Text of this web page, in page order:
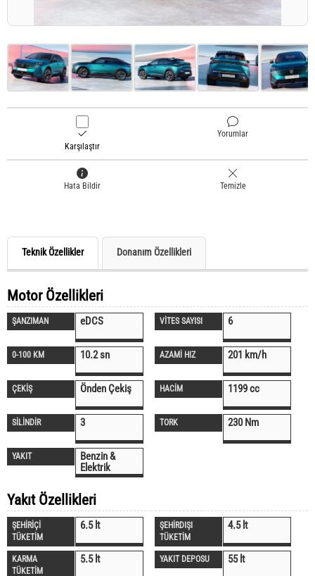
Karşılaştır
Yorumlar
Hata Bildir Temizle
Teknik Özellikler Donanım Özellikleri
Motor Özellikleri
ŞANZIMAN eDCS VİTES SAYISI 6
0-100 KM 10.2 sn AZAMİ HIZ 201 km/h
ÇEKİŞ Önden Çekiş HACİM 1199 cc
SİLİNDİR 3 TORK 230 Nm
YAKIT
Benzin &
Elektrik
Yakıt Özellikleri
ŞEHİRİÇİ
TÜKETİM
6.5 lt
ŞEHİRDIŞI
TÜKETİM
4.5 lt
KARMA
TÜKETİM
5.5 lt YAKIT DEPOSU 55 lt